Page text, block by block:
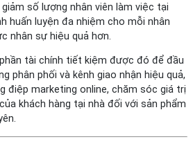
số lượng nhân viên làm việc tại
huấn luyện đa nhiệm cho mỗi nhân
nhân sự hiệu quả hơn.
tài chính tiết kiệm được đó để đầu
phân phối và kênh giao nhận hiệu quả,
điệp marketing online, chăm sóc giá trị
khách hàng tại nhà đối với sản phẩm